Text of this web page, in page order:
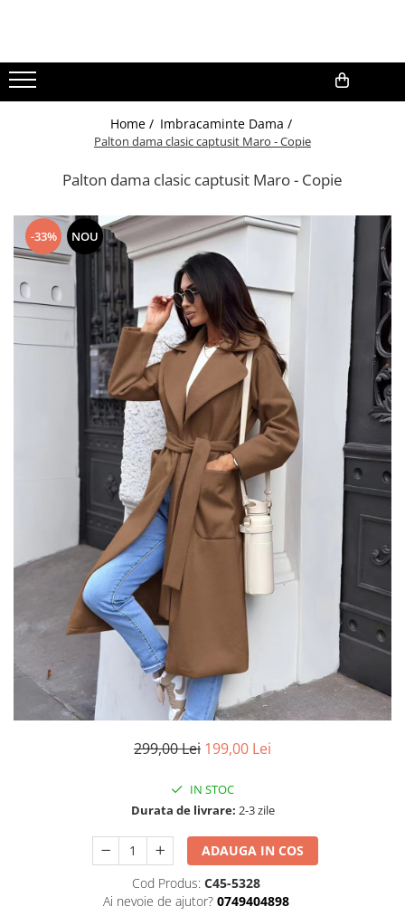
Aparate de sudura
Home / Imbracaminte Dama /
Palton dama clasic captusit Maro - Copie
Palton dama clasic captusit Maro - Copie
-33% NOU
299,00 Lei 199,00 Lei
IN STOC
Durata de livrare: 2-3 zile
ADAUGA IN COS
Cod Produs: C45-5328
Ai nevoie de ajutor? 0749404898